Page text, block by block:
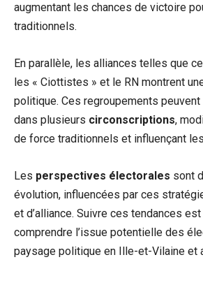
augmentant les chances de victoire
traditionnels.
En parallèle, les alliances telles que
les « Ciottistes » et le RN montrent
politique. Ces regroupements peuvent
dans plusieurs circonscriptions,
de force traditionnels et influençant
Les perspectives électorales sont
évolution, influencées par ces
et d’alliance. Suivre ces tendances
comprendre l’issue potentielle des
paysage politique en Ille-et-Vilaine et